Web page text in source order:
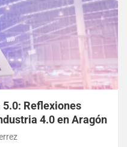
Reflexiones
4.0 en Aragón